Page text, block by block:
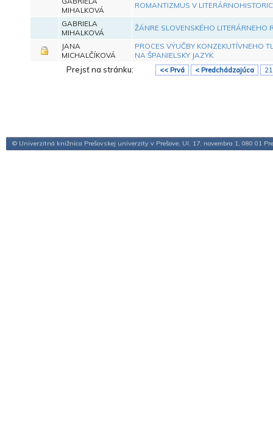
MIHALKOVÁ
ROMANTIZMUS V
GABRIELA
MIHALKOVÁ
ŽÁNRE SLOVENSKÉHO LITERÁRNEHO
JANA
MICHALČÍKOVÁ
PROCES VÝUČBY KONZEKUTÍVNEHO
NA ŠPANIELSKY JAZYK
Prejsť na stránku: << Prvá < Predchádzajúca 21
© Univerzitná knižnica Prešovskej univerzity v Prešove, Ul. 17. novembra 1, 080 01